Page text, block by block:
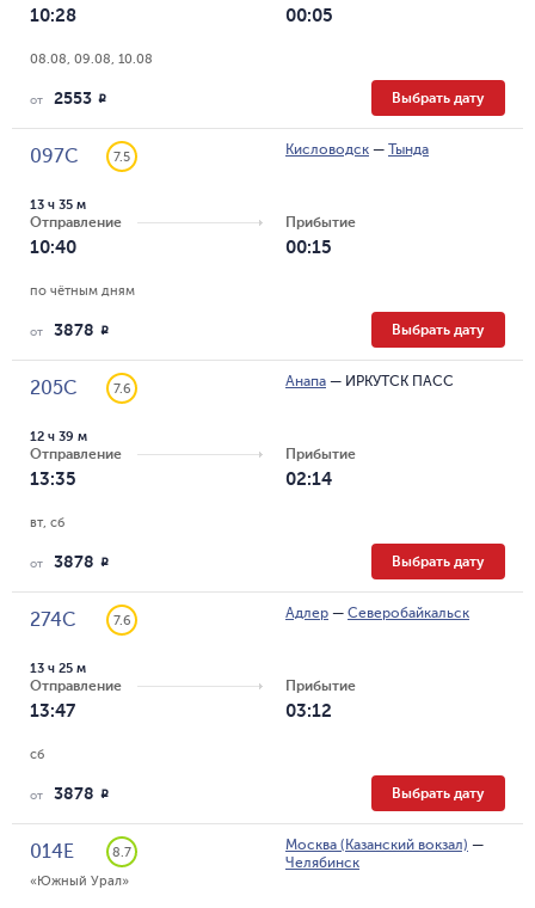
10:28 00:05
08.08, 09.08, 10.08
от 2553 R Выбрать дату
097С 7.5 Кисловодск — Тында
Отправление
10:40
13 ч 35 м
Прибытие
00:15
по чётным дням
от 3878 R Выбрать дату
205С 7.6 Анапа — ИРКУТСК ПАСС
Отправление
13:35
12 ч 39 м
Прибытие
02:14
вт, сб
от 3878 R Выбрать дату
274С 7.6 Адлер — Северобайкальск
Отправление
13:47
13 ч 25 м
Прибытие
03:12
сб
от 3878 R Выбрать дату
014Е
8.7
«Южный Урал»
Москва (Казанский вокзал) —
Челябинск